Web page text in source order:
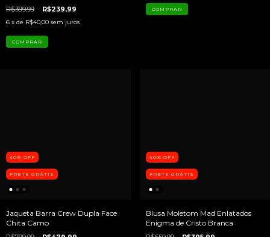
R$399,99 R$239,99
6 x de R$40,00 sem juros
COMPRAR
COMPRAR
40% OFF
FRETE GRÁTIS
Jaqueta Barra Crew Dupla Face
Chita Camo
40% OFF
FRETE GRÁTIS
Blusa Moletom Mad Enlatados
Enigma de Cristo Branca